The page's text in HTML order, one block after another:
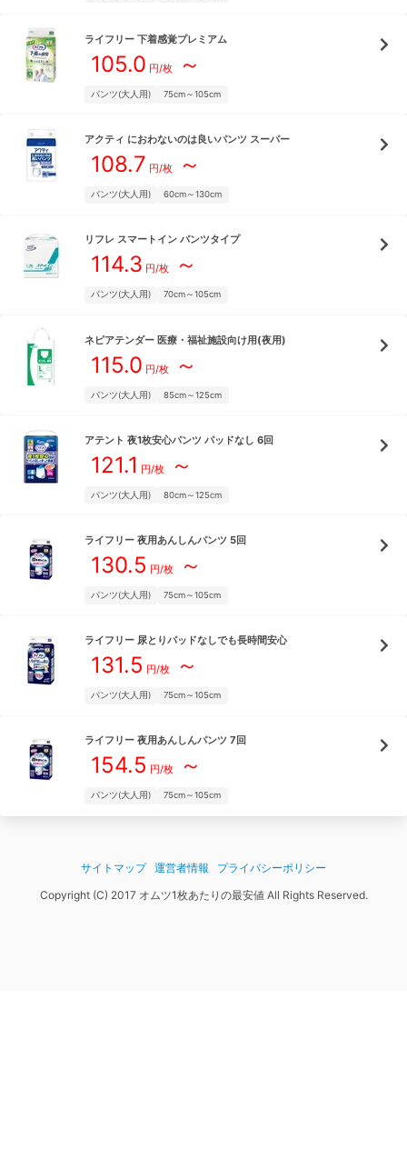
ライフリー 下着感覚プレミアム
105.0 円/枚～
パンツ(大人用) 75cm～105cm
アクティ におわないのは良いパンツ スーパー
108.7 円/枚～
パンツ(大人用) 60cm～130cm
リフレ スマートイン パンツタイプ
114.3 円/枚～
パンツ(大人用) 70cm～105cm
ネピアテンダー 医療・福祉施設向け用(夜用)
115.0 円/枚～
パンツ(大人用) 85cm～125cm
アテント 夜1枚安心パンツ パッドなし 6回
121.1 円/枚～
パンツ(大人用) 80cm～125cm
ライフリー 夜用あんしんパンツ 5回
130.5 円/枚～
パンツ(大人用) 75cm～105cm
ライフリー 尿とりパッドなしでも長時間安心
131.5 円/枚～
パンツ(大人用) 75cm～105cm
ライフリー 夜用あんしんパンツ 7回
154.5 円/枚～
パンツ(大人用) 75cm～105cm
サイトマップ 運営者情報
プライバシーポリシー
Copyright (C) 2017 オムツ1枚あたりの最安値 All Rights Reserved.